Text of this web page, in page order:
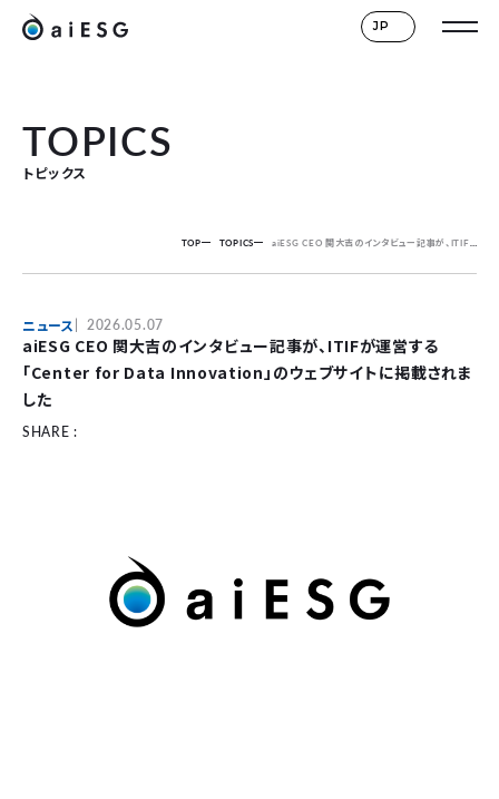
JP
TOPICS
トピックス
TOP TOPICS aiESG CEO 関大吉のインタビュー記事が、ITIFが運営する「Center for Data Innovation」のウェブサイトに掲載されました
ニュース 2026.05.07
aiESG CEO 関大吉のインタビュー記事が、ITIFが運営する
「Center for Data Innovation」のウェブサイトに掲載されま
した
SHARE :